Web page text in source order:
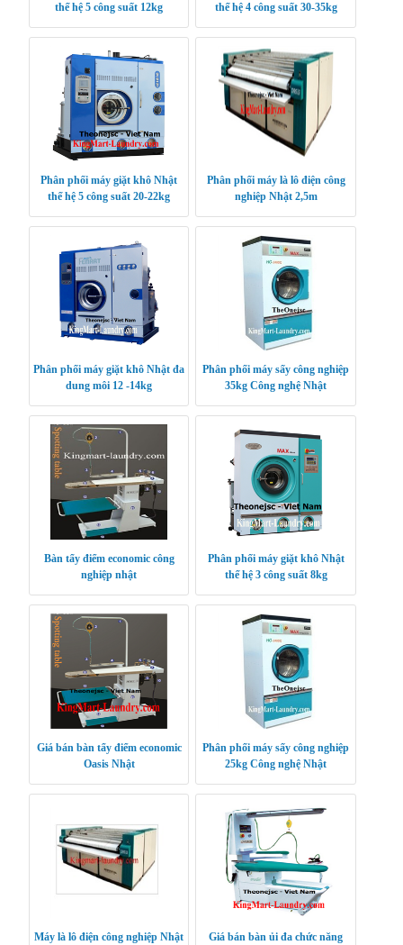
thế hệ 5 công suất 12kg
thế hệ 4 công suất 30-35kg
Phân phối máy giặt khô Nhật
thế hệ 5 công suất 20-22kg
Phân phối máy là lô điện công
nghiệp Nhật 2,5m
Phân phối máy giặt khô Nhật đa
dung môi 12 -14kg
Phân phối máy sấy công nghiệp
35kg Công nghệ Nhật
Bàn tẩy điểm economic công
nghiệp nhật
Phân phối máy giặt khô Nhật
thế hệ 3 công suất 8kg
Giá bán bàn tẩy điểm economic
Oasis Nhật
Phân phối máy sấy công nghiệp
25kg Công nghệ Nhật
Máy là lô điện công nghiệp Nhật
Giá bán bàn ủi đa chức năng